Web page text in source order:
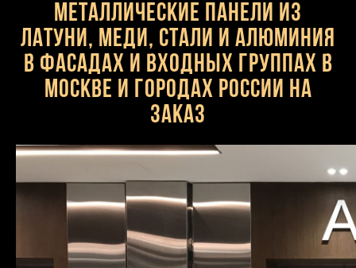
Металлические панели из
латуни, меди, стали и алюминия
в фасадах и входных группах в
Москве и городах России на
заказ